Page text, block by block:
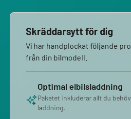
Skräddarsytt för dig
Vi har handplockat följande
från din bilmodell.
Optimal elbilsladdning
Paketet inkluderar allt du
laddning.